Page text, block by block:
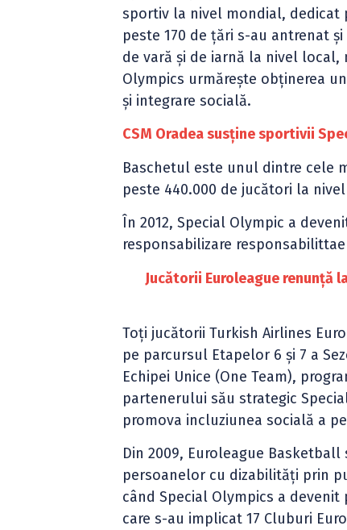
sportiv la nivel mondial, dedicat
peste 170 de ţări s-au antrenat
de vară şi de iarnă la nivel
Olympics urmăreşte obţinerea
şi integrare socială.
CSM Oradea susține sportivii
Baschetul este unul dintre cele
peste 440.000 de jucători la
În 2012, Special Olympic a
responsabilizare
Jucătorii Euroleague renunţă
Toţi jucătorii Turkish Airlines
pe parcursul Etapelor 6 şi 7 a
Echipei Unice (One Team),
partenerului său strategic
promova incluziunea socială a
Din 2009, Euroleague
persoanelor cu dizabilităţi prin
când Special Olympics a devenit
care s-au implicat 17 Cluburi